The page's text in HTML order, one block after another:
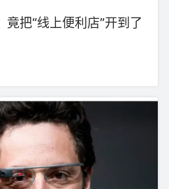
把“线上便利店”开到了